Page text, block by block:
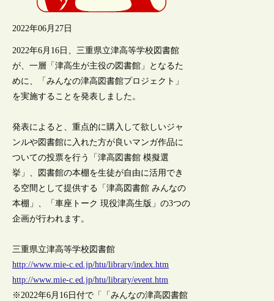
2022年06月27日
2022年6月16日、三重県立津高等学校図書館
が、一層「津高生が主役の図書館」となるた
めに、「みんなの津高図書館プロジェクト」
を実施することを発表しました。
発表によると、重点的に購入して欲しいジャ
ンルや図書館に入れた方が良いマンガ作品に
ついての投票を行う「津高図書館 模擬選
挙」、図書館の本棚を生徒が自由に活用でき
る空間として提供する「津高図書館 みんなの
本棚」、「車座トーク 現役津高生版」の3つの
企画が行われます。
三重県立津高等学校図書館
http://www.mie-c.ed.jp/htu/library/index.htm
http://www.mie-c.ed.jp/htu/library/event.htm
※2022年6月16日付で「「みんなの津高図書館